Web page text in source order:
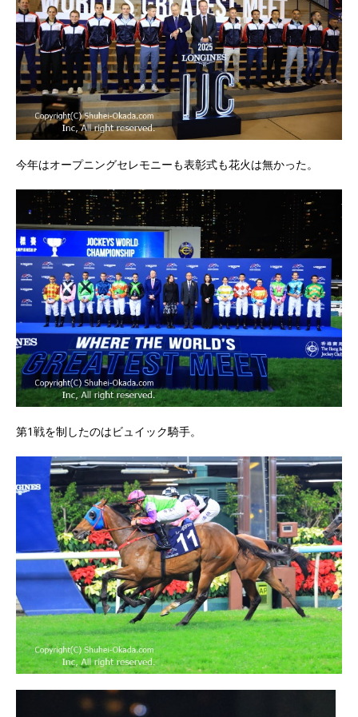
今年はオープニングセレモニーも表彰式も花火は無かった。
第1戦を制したのはビュイック騎手。